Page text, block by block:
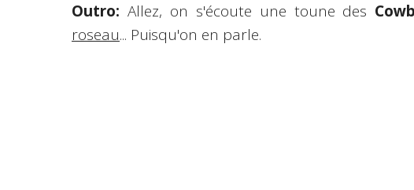
Outro: Allez, on s'écoute une toune des
roseau... Puisqu'on en parle.